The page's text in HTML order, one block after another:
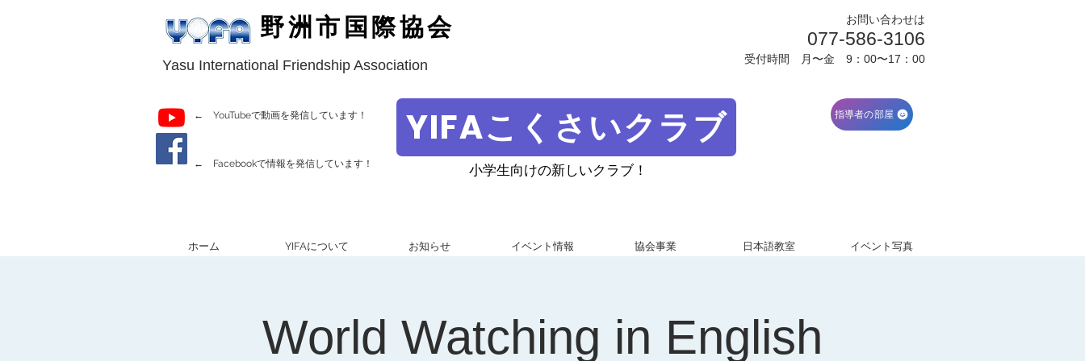
野洲市国際協会
Yasu International Friendship Association
お問い合わせは
077-586-3106
受付時間 月〜金 9：00〜17：00
← YouTubeで動画を発信しています！
← Facebookで情報を発信しています！
YIFAこくさいクラブ
小学生向けの新しいクラブ！
指導者の部屋
ホーム YIFAについて お知らせ イベント情報 協会事業 日本語教室 イベント写真
World Watching in English